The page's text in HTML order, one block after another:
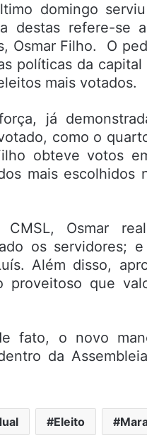
domingo
destas refere-se
Osmar Filho. O
políticas da
mais votados.
já
como o
obteve votos
mais escolhidos
Osmar
os servidores;
Além disso,
proveitoso que
fato, o novo
da
Eleito